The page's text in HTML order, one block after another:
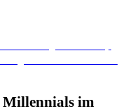
Millennials im